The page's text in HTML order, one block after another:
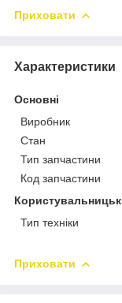
Приховати
Характеристики
Основні
Виробник
Стан
Тип запчастини
Код запчастини
Тип техніки
Приховати